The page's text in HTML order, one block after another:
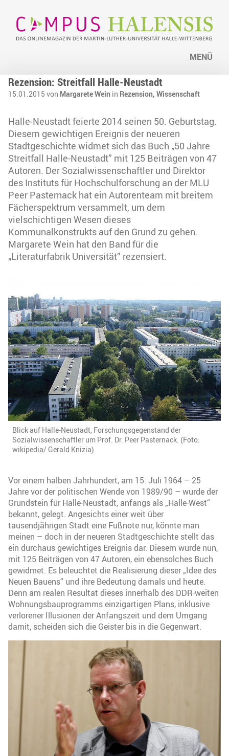
MENÜ
Rezension: Streitfall Halle-Neustadt
15.01.2015 von Margarete Wein in Rezension, Wissenschaft
Halle-Neustadt feierte 2014 seinen 50. Geburtstag.
Diesem gewichtigen Ereignis der neueren
Stadtgeschichte widmet sich das Buch „50 Jahre
Streitfall Halle-Neustadt” mit 125 Beiträgen von 47
Autoren. Der Sozialwissenschaftler und Direktor
des Instituts für Hochschulforschung an der MLU
Peer Pasternack hat ein Autorenteam mit breitem
Fächerspektrum versammelt, um dem
vielschichtigen Wesen dieses
Kommunalkonstrukts auf den Grund zu gehen.
Margarete Wein hat den Band für die
„Literaturfabrik Universität” rezensiert.
Blick auf Halle-Neustadt, Forschungsgegenstand der
Sozialwissenschaftler um Prof. Dr. Peer Pasternack. (Foto:
wikipedia/ Gerald Knizia)
Vor einem halben Jahrhundert, am 15. Juli 1964 – 25
Jahre vor der politischen Wende von 1989/90 – wurde der
Grundstein für Halle-Neustadt, anfangs als „Halle-West“
bekannt, gelegt. Angesichts einer weit über
tausendjährigen Stadt eine Fußnote nur, könnte man
meinen – doch in der neueren Stadtgeschichte stellt das
ein durchaus gewichtiges Ereignis dar. Diesem wurde nun,
mit 125 Beiträgen von 47 Autoren, ein ebensolches Buch
gewidmet. Es beleuchtet die Realisierung dieser „Idee des
Neuen Bauens“ und ihre Bedeutung damals und heute.
Denn am realen Resultat dieses innerhalb des DDR-weiten
Wohnungsbauprogramms einzigartigen Plans, inklusive
verlorener Illusionen der Anfangszeit und dem Umgang
damit, scheiden sich die Geister bis in die Gegenwart.